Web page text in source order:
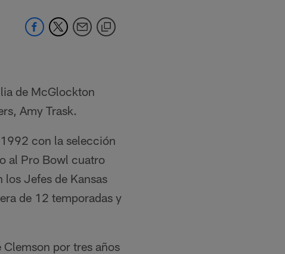
de McGlockton
Amy Trask.
con la selección
al Pro Bowl cuatro
Jefes de Kansas
de 12 temporadas y
por tres años